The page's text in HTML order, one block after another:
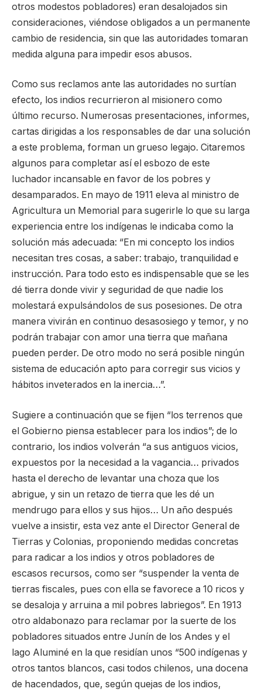
otros modestos pobladores) eran desalojados sin
consideraciones, viéndose obligados a un permanente
cambio de residencia, sin que las autoridades tomaran
medida alguna para impedir esos abusos.
Como sus reclamos ante las autoridades no surtían
efecto, los indios recurrieron al misionero como
último recurso. Numerosas presentaciones, informes,
cartas dirigidas a los responsables de dar una solución
a este problema, forman un grueso legajo. Citaremos
algunos para completar así el esbozo de este
luchador incansable en favor de los pobres y
desamparados. En mayo de 1911 eleva al ministro de
Agricultura un Memorial para sugerirle lo que su larga
experiencia entre los indígenas le indicaba como la
solución más adecuada: “En mi concepto los indios
necesitan tres cosas, a saber: trabajo, tranquilidad e
instrucción. Para todo esto es indispensable que se les
dé tierra donde vivir y seguridad de que nadie los
molestará expulsándolos de sus posesiones. De otra
manera vivirán en continuo desasosiego y temor, y no
podrán trabajar con amor una tierra que mañana
pueden perder. De otro modo no será posible ningún
sistema de educación apto para corregir sus vicios y
hábitos inveterados en la inercia…”.
Sugiere a continuación que se fijen “los terrenos que
el Gobierno piensa establecer para los indios”; de lo
contrario, los indios volverán “a sus antiguos vicios,
expuestos por la necesidad a la vagancia… privados
hasta el derecho de levantar una choza que los
abrigue, y sin un retazo de tierra que les dé un
mendrugo para ellos y sus hijos… Un año después
vuelve a insistir, esta vez ante el Director General de
Tierras y Colonias, proponiendo medidas concretas
para radicar a los indios y otros pobladores de
escasos recursos, como ser “suspender la venta de
tierras fiscales, pues con ella se favorece a 10 ricos y
se desaloja y arruina a mil pobres labriegos”. En 1913
otro aldabonazo para reclamar por la suerte de los
pobladores situados entre Junín de los Andes y el
lago Aluminé en la que residían unos “500 indígenas y
otros tantos blancos, casi todos chilenos, una docena
de hacendados, que, según quejas de los indios,